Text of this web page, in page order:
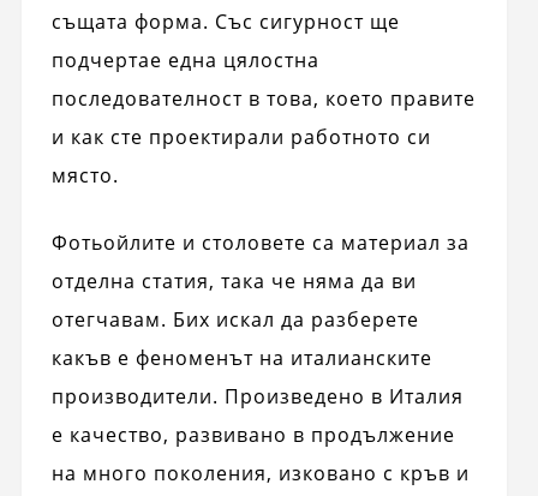
същата форма. Със сигурност ще
подчертае една цялостна
последователност в това, което правите
и как сте проектирали работното си
място.
Фотьойлите и столовете са материал за
отделна статия, така че няма да ви
отегчавам. Бих искал да разберете
какъв е феноменът на италианските
производители. Произведено в Италия
е качество, развивано в продължение
на много поколения, изковано с кръв и